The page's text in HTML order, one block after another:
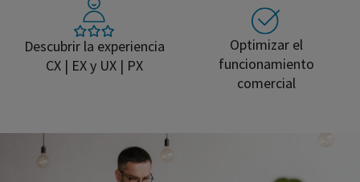
Descubrir la experiencia
CX | EX y UX | PX
Optimizar el
funcionamiento
comercial